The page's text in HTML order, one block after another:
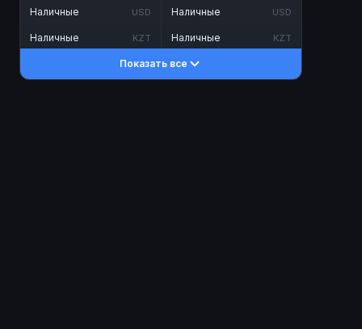
Наличные USD
Наличные KZT
Наличные USD
Наличные KZT
Показать все